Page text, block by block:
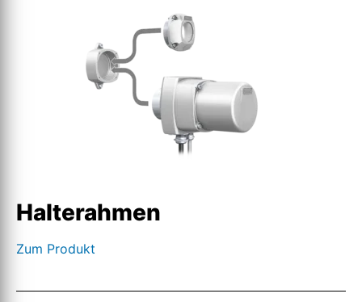
Halterahmen
Zum Produkt